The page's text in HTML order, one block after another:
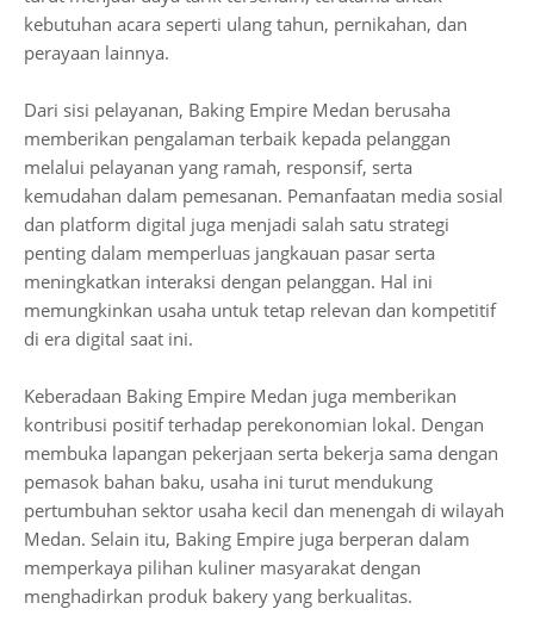
kebutuhan acara seperti ulang tahun, pernikahan, dan
perayaan lainnya.
Dari sisi pelayanan, Baking Empire Medan berusaha
memberikan pengalaman terbaik kepada pelanggan
melalui pelayanan yang ramah, responsif, serta
kemudahan dalam pemesanan. Pemanfaatan media sosial
dan platform digital juga menjadi salah satu strategi
penting dalam memperluas jangkauan pasar serta
meningkatkan interaksi dengan pelanggan. Hal ini
memungkinkan usaha untuk tetap relevan dan kompetitif
di era digital saat ini.
Keberadaan Baking Empire Medan juga memberikan
kontribusi positif terhadap perekonomian lokal. Dengan
membuka lapangan pekerjaan serta bekerja sama dengan
pemasok bahan baku, usaha ini turut mendukung
pertumbuhan sektor usaha kecil dan menengah di wilayah
Medan. Selain itu, Baking Empire juga berperan dalam
memperkaya pilihan kuliner masyarakat dengan
menghadirkan produk bakery yang berkualitas.